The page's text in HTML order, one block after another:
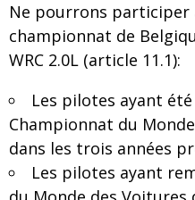
Ne pourrons participer
championnat de
WRC 2.0L (article 11.1):
Les pilotes ayant
Championnat du
dans les trois années
Les pilotes ayant